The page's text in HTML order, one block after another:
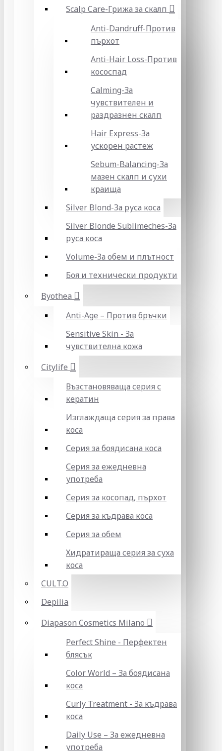
Scalp Care-Грижа за скалп
Anti-Dandruff-Против
пърхот
Anti-Hair Loss-Против
кососпад
Calming-За
чувствителен и
раздразнен скалп
Hair Express-За
ускорен растеж
Sebum-Balancing-За
мазен скалп и сухи
краища
Silver Blond-За руса коса
Silver Blonde Sublіmeches-За
руса коса
Volume-За обем и плътност
Боя и технически продукти
Byothea
Anti-Age – Против бръчки
Sensitive Skin - За
чувствителна кожа
Citylife
Възстановяваща серия с
кератин
Изглаждаща серия за права
коса
Серия за боядисана коса
Серия за ежедневна
употреба
Серия за косопад, пърхот
Серия за къдрава коса
Серия за обем
Хидратираща серия за суха
коса
CULT.O
Depilia
Diapason Cosmetics Milano
Perfect Shine - Перфектен
блясък
Color World – За боядисана
коса
Curly Treatment - За къдрава
коса
Daily Use – За ежедневна
употреба